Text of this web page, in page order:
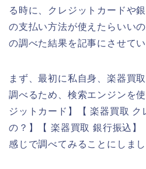
る時に、クレジットカードや
の支払い方法が使えたらいい
の調べた結果を記事にさせてい
まず、最初に私自身、楽器買
調べるため、検索エンジンを
ジットカード】【 楽器買取
の？】【 楽器買取 銀行振込】
感じで調べてみることにしまし